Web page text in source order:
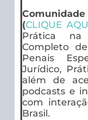
(CLIQUE
Prática na
Completo
Penais
Jurídico,
além de
podcasts e
com
Brasil.